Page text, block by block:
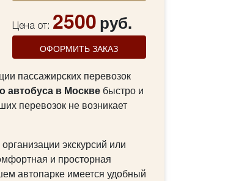
Цена от: 2500руб.
ОФОРМИТЬ ЗАКАЗ
пассажирских перевозок
автобуса в Москвебыстро и
перевозок не возникает
экскурсий или
и просторная
автопарке имеется удобный